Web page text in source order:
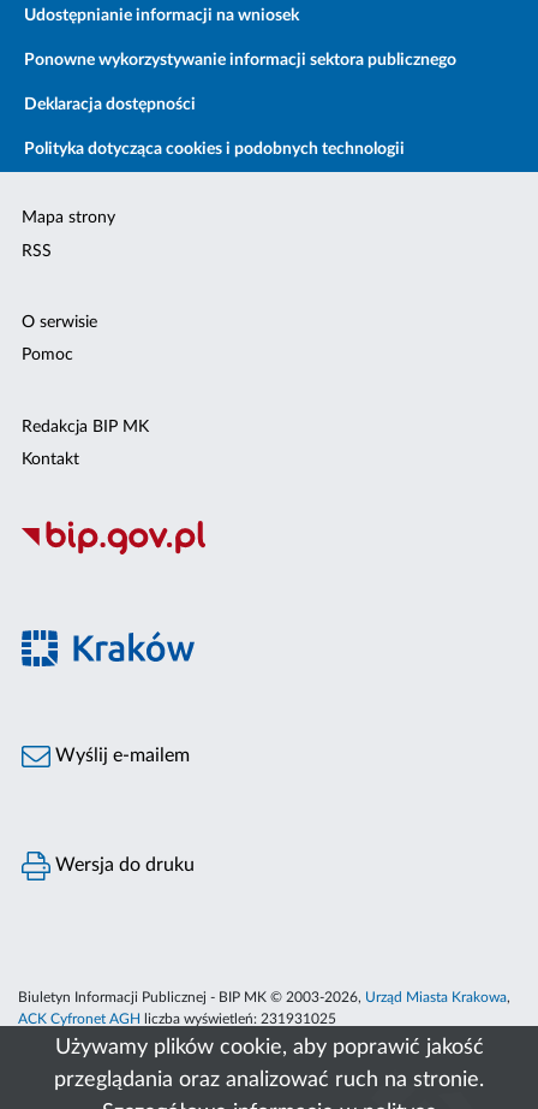
Używamy plików cookie, aby poprawić jakość
przeglądania oraz analizować ruch na stronie.
Udostępnianie informacji na wniosek
Ponowne wykorzystywanie informacji sektora publicznego
Deklaracja dostępności
Polityka dotycząca cookies i podobnych technologii
Mapa strony
RSS
O serwisie
Pomoc
Redakcja BIP MK
Kontakt
Wyślij e-mailem
Wersja do druku
Biuletyn Informacji Publicznej - BIP MK © 2003-2026, Urząd Miasta Krakowa,
ACK Cyfronet AGH
liczba wyświetleń: 231931025